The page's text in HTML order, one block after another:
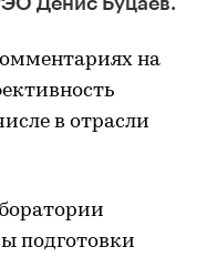
на
в отрасли
подготовки